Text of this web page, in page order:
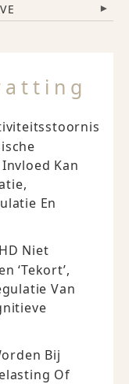
▾
Kan
En
Niet
‘tekort’,
Van
Bij
Of